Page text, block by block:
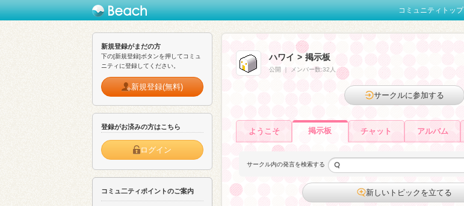
コミュニティトップ
新規登録がまだの方
下の[新規登録]ボタンを押してコミュ
ニティに登録してください。
新規登録(無料)
登録がお済みの方はこちら
ログイン
コミュ二ティポイントのご案内
ハワイ > 掲示板
公開 ｜ メンバー数:32人
サークルに参加する
ようこそ 掲示板 チャット アルバム
サークル内の発言を検索する
新しいトピックを立てる